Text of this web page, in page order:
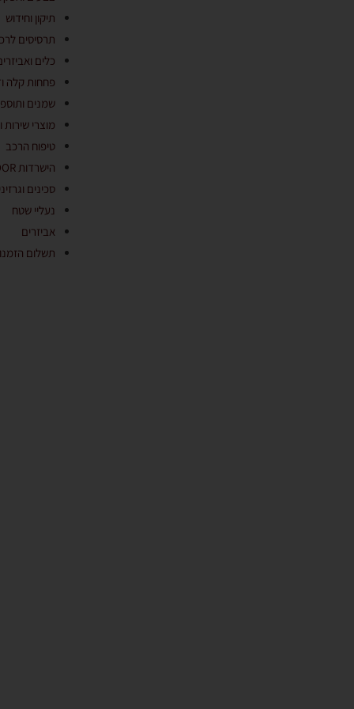
תיקון וחידוש
תרסיסים
כלים
פחחות קלה
שמנים
מוצרי שירות
טיפוח הרכב
הישרדות OUTDOOR
סכינים
נעליי שטח
אביזרים
תשלום